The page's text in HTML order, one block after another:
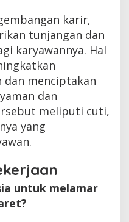
karir,
tunjangan dan
karyawannya. Hal
dan menciptakan
dan
meliputi cuti,
yang
untuk melamar